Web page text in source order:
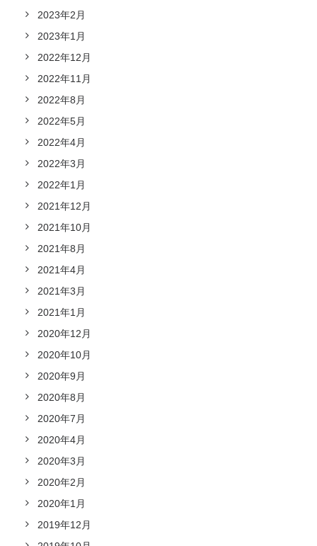
2023年2月
2023年1月
2022年12月
2022年11月
2022年8月
2022年5月
2022年4月
2022年3月
2022年1月
2021年12月
2021年10月
2021年8月
2021年4月
2021年3月
2021年1月
2020年12月
2020年10月
2020年9月
2020年8月
2020年7月
2020年4月
2020年3月
2020年2月
2020年1月
2019年12月